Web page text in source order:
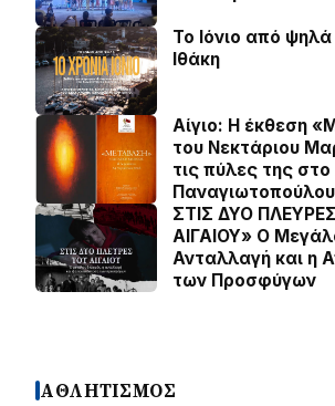
Το Ιόνιο από
Ιθάκη
Αίγιο: Η έκθεση
του Νεκτάριου
τις πύλες της
Παναγιωτοπούλου
ΣΤΙΣ ΔΥΟ
ΑΙΓΑΙΟΥ» Ο
Ανταλλαγή και η
των Προσφύγων
ΑΘΛΗΤΙΣΜΟΣ